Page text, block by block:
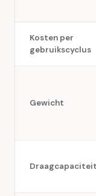
Kosten per
gebruikscyclus
Gewicht
Draagcapaciteit